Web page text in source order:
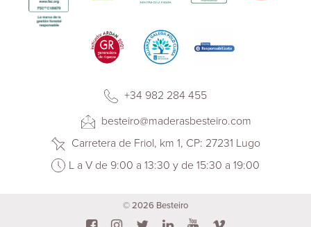
+34 982 284 455
besteiro@maderasbesteiro.com
Carretera de Friol, km 1, CP: 27231 Lugo
L a V de 9:00 a 13:30 y de 15:30 a 19:00
© 2026 Besteiro